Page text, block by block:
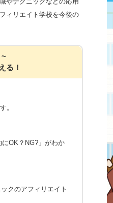
ィリエイト学校を今後の
~
る！
。
OK？NG?」がわか
クのアフィリエイト